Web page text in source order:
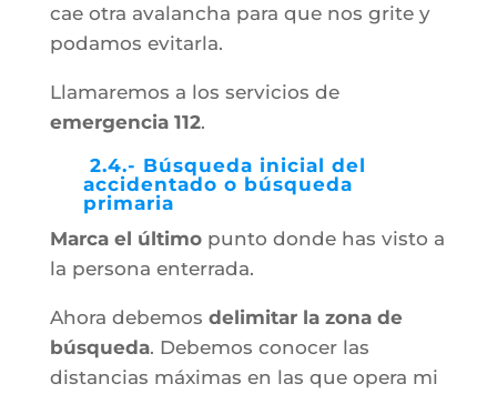
cae otra avalancha para que nos grite y
podamos evitarla.
Llamaremos a los servicios de
emergencia 112.
2.4.- Búsqueda inicial del
accidentado o búsqueda
primaria
Marca el últimopunto donde has visto a
la persona enterrada.
Ahora debemos delimitar la zona de
búsqueda. Debemos conocer las
distancias máximas en las que opera mi